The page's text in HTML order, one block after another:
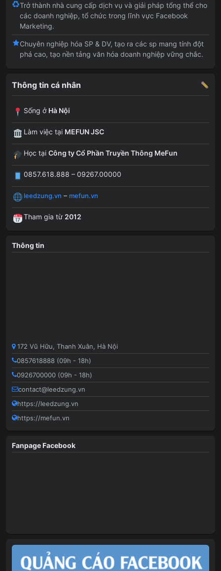
Trở thành nhà cung cấp dịch vụ và giải pháp tổng thể cho
các doanh nghiệp, tổ chức trong lĩnh vực Facebook
Marketing.
Chuyên nghiệp hóa SP & DV, tạo ra các sp mang tính đột
phá cao, tạo nền tảng văn hóa doanh nghiệp vững chắc.
Thông tin cá nhân
Sống ở Hà Nội
Làm việc tại MEFUN JSC
Học tại Công ty Cổ Phần Truyền Thông MeFun
0857.618.888 – 09267.00000
leedzung.vn – mefun.vn
Tham gia từ 2012
Thông tin
172 Vũ Hữu, Thanh Xuân, Hà Nội
0857618888 (09h - 18h)
0926700000 (09h - 18h)
contact@leedzung.vn
https://leedzung.vn
https://mefun.vn
Fanpage Facebook